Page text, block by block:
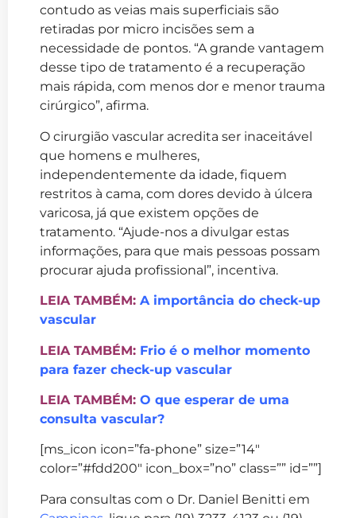
contudo as veias mais superficiais são
retiradas por micro incisões sem a
necessidade de pontos. “A grande vantagem
desse tipo de tratamento é a recuperação
mais rápida, com menos dor e menor trauma
cirúrgico”, afirma.
O cirurgião vascular acredita ser inaceitável
que homens e mulheres,
independentemente da idade, fiquem
restritos à cama, com dores devido à úlcera
varicosa, já que existem opções de
tratamento. “Ajude-nos a divulgar estas
informações, para que mais pessoas possam
procurar ajuda profissional”, incentiva.
LEIA TAMBÉM: A importância do check-up
vascular
LEIA TAMBÉM: Frio é o melhor momento
para fazer check-up vascular
LEIA TAMBÉM: O que esperar de uma
consulta vascular?
[ms_icon icon=”fa-phone” size=”14″
color=”#fdd200″ icon_box=”no” class=”” id=””]
Para consultas com o Dr. Daniel Benitti em